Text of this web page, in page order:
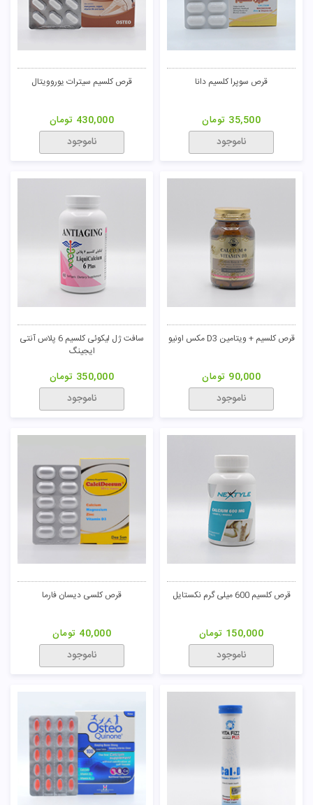
قرص سوپرا کلسیم دانا
35,500 تومان
ناموجود
قرص کلسیم سیترات یوروویتال
430,000 تومان
ناموجود
قرص کلسیم + ویتامین D3 مکس اونیو
90,000 تومان
ناموجود
سافت ژل لیکوئی کلسیم 6 پلاس آنتی
ایجینگ
350,000 تومان
ناموجود
قرص کلسیم 600 میلی گرم نکستایل
150,000 تومان
ناموجود
قرص کلسی دیسان فارما
40,000 تومان
ناموجود